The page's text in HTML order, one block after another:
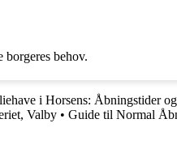
behov.
i Horsens: Åbningstider
Valby • Guide til Normal